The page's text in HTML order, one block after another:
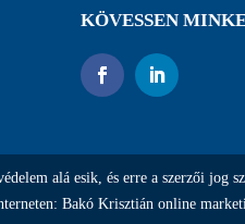
KÖVESSEN
alá esik, és erre a szerzői jog
Bakó Krisztián online